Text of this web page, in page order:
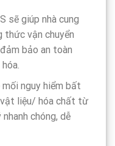
sẽ giúp nhà cung
thức vận chuyển
bảo an toàn
mối nguy hiểm bất
liệu/ hóa chất từ
chóng, dễ